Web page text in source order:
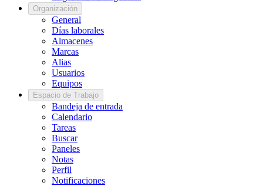
Organización
General
Días laborales
Almacenes
Marcas
Alias
Usuarios
Equipos
Espacio de Trabajo
Bandeja de entrada
Calendario
Tareas
Buscar
Paneles
Notas
Perfil
Notificaciones